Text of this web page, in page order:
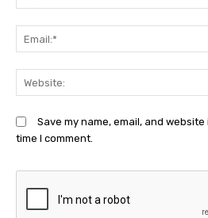
Save my name, email, and
time I comment.